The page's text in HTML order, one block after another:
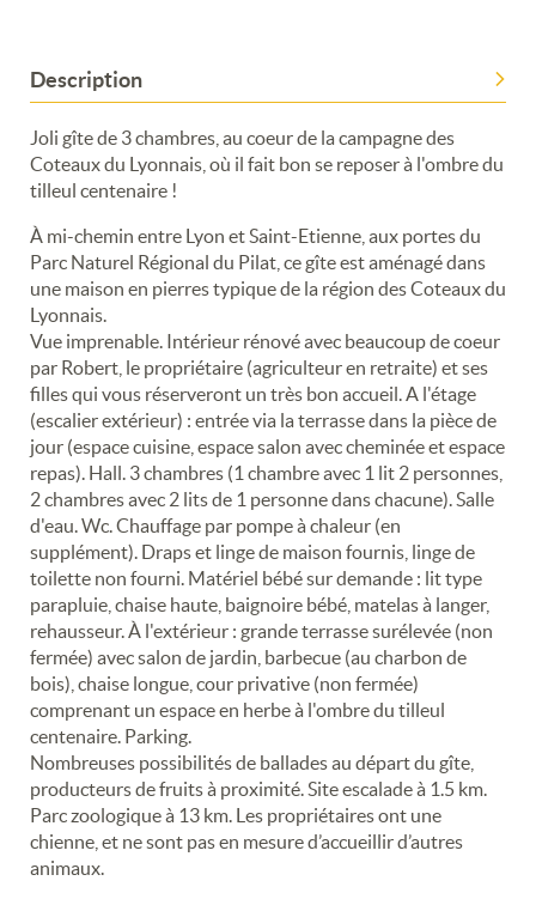
Description
Joli gîte de 3 chambres, au coeur de la campagne des
Coteaux du Lyonnais, où il fait bon se reposer à l'ombre du
tilleul centenaire !
À mi-chemin entre Lyon et Saint-Etienne, aux portes du
Parc Naturel Régional du Pilat, ce gîte est aménagé dans
une maison en pierres typique de la région des Coteaux du
Lyonnais.
Vue imprenable. Intérieur rénové avec beaucoup de coeur
par Robert, le propriétaire (agriculteur en retraite) et ses
filles qui vous réserveront un très bon accueil. A l'étage
(escalier extérieur) : entrée via la terrasse dans la pièce de
jour (espace cuisine, espace salon avec cheminée et espace
repas). Hall. 3 chambres (1 chambre avec 1 lit 2 personnes,
2 chambres avec 2 lits de 1 personne dans chacune). Salle
d'eau. Wc. Chauffage par pompe à chaleur (en
supplément). Draps et linge de maison fournis, linge de
toilette non fourni. Matériel bébé sur demande : lit type
parapluie, chaise haute, baignoire bébé, matelas à langer,
rehausseur. À l'extérieur : grande terrasse surélevée (non
fermée) avec salon de jardin, barbecue (au charbon de
bois), chaise longue, cour privative (non fermée)
comprenant un espace en herbe à l'ombre du tilleul
centenaire. Parking.
Nombreuses possibilités de ballades au départ du gîte,
producteurs de fruits à proximité. Site escalade à 1.5 km.
Parc zoologique à 13 km. Les propriétaires ont une
chienne, et ne sont pas en mesure d’accueillir d’autres
animaux.